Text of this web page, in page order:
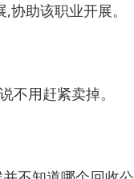
助该职业开展。
用赶紧卖掉。